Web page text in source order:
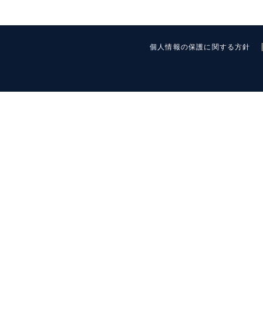
個人情報の保護に関する方針